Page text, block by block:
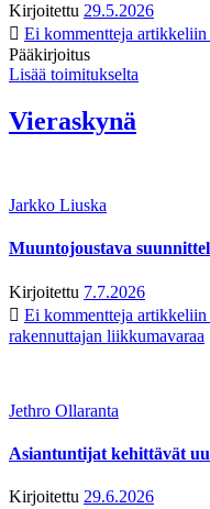
Kirjoitettu 29.5.2026
Ei kommentteja artikkeliin
Pääkirjoitus
Lisää toimitukselta
Vieraskynä
Jarkko Liuska
Muuntojoustava
Kirjoitettu 7.7.2026
Ei kommentteja artikkeliin
rakennuttajan liikkumavaraa
Jethro Ollaranta
Asiantuntijat kehittävät
Kirjoitettu 29.6.2026